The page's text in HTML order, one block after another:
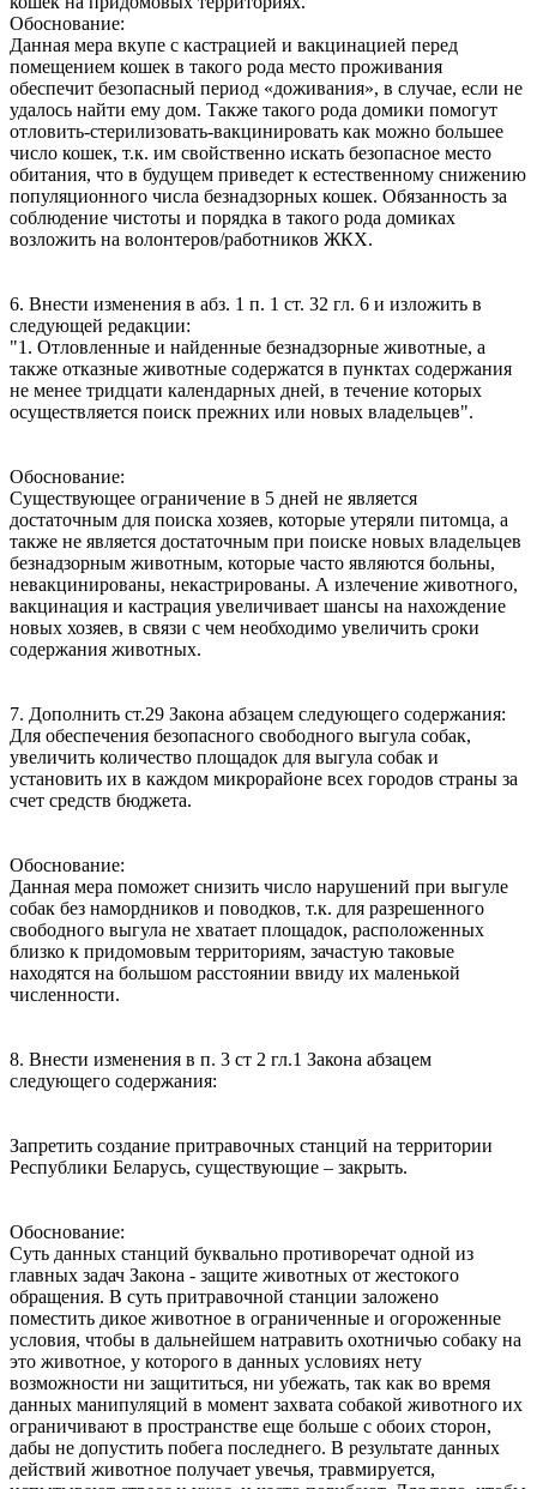
Обоснование:
Данная мера вкупе с кастрацией и вакцинацией перед
помещением кошек в такого рода место проживания
обеспечит безопасный период «доживания», в случае, если не
удалось найти ему дом. Также такого рода домики помогут
отловить-стерилизовать-вакцинировать как можно большее
число кошек, т.к. им свойственно искать безопасное место
обитания, что в будущем приведет к естественному снижению
популяционного числа безнадзорных кошек. Обязанность за
соблюдение чистоты и порядка в такого рода домиках
возложить на волонтеров/работников ЖКХ.
6. Внести изменения в абз. 1 п. 1 ст. 32 гл. 6 и изложить в
следующей редакции:
"1. Отловленные и найденные безнадзорные животные, а
также отказные животные содержатся в пунктах содержания
не менее тридцати календарных дней, в течение которых
осуществляется поиск прежних или новых владельцев".
Обоснование:
Существующее ограничение в 5 дней не является
достаточным для поиска хозяев, которые утеряли питомца, а
также не является достаточным при поиске новых владельцев
безнадзорным животным, которые часто являются больны,
невакцинированы, некастрированы. А излечение животного,
вакцинация и кастрация увеличивает шансы на нахождение
новых хозяев, в связи с чем необходимо увеличить сроки
содержания животных.
7. Дополнить ст.29 Закона абзацем следующего содержания:
Для обеспечения безопасного свободного выгула собак,
увеличить количество площадок для выгула собак и
установить их в каждом микрорайоне всех городов страны за
счет средств бюджета.
Обоснование:
Данная мера поможет снизить число нарушений при выгуле
собак без намордников и поводков, т.к. для разрешенного
свободного выгула не хватает площадок, расположенных
близко к придомовым территориям, зачастую таковые
находятся на большом расстоянии ввиду их маленькой
численности.
8. Внести изменения в п. 3 ст 2 гл.1 Закона абзацем
следующего содержания:
Запретить создание притравочных станций на территории
Республики Беларусь, существующие – закрыть.
Обоснование:
Суть данных станций буквально противоречат одной из
главных задач Закона - защите животных от жестокого
обращения. В суть притравочной станции заложено
поместить дикое животное в ограниченные и огороженные
условия, чтобы в дальнейшем натравить охотничью собаку на
это животное, у которого в данных условиях нету
возможности ни защититься, ни убежать, так как во время
данных манипуляций в момент захвата собакой животного их
ограничивают в пространстве еще больше с обоих сторон,
дабы не допустить побега последнего. В результате данных
действий животное получает увечья, травмируется,